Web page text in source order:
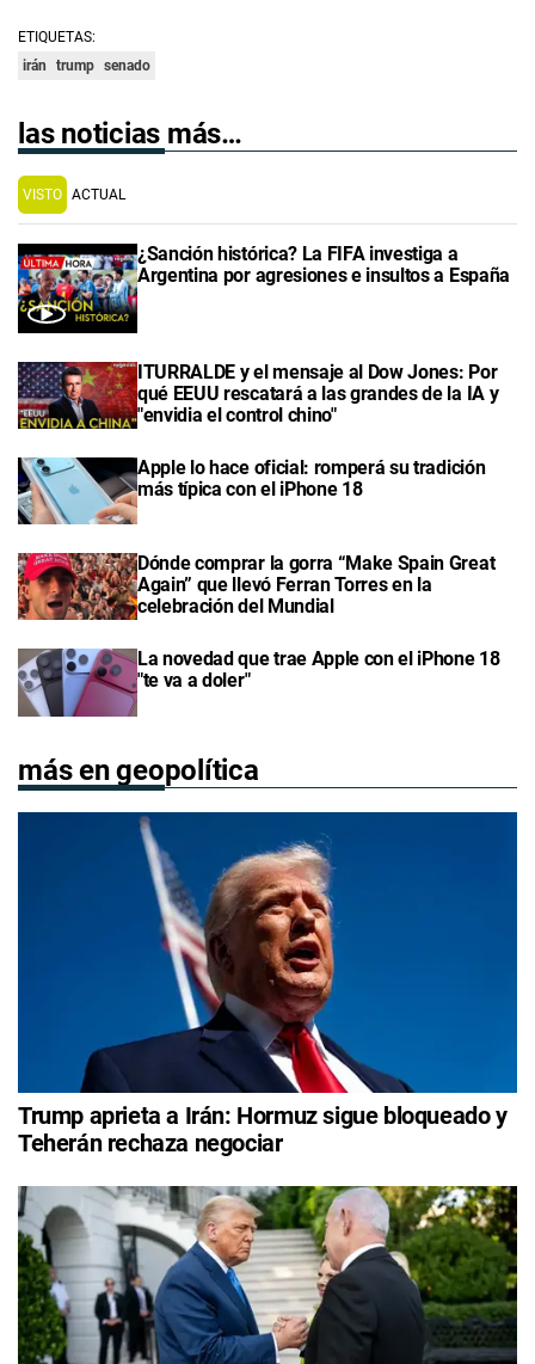
ETIQUETAS:
irán
trump senado
las noticias más…
VISTO ACTUAL
¿Sanción histórica? La FIFA investiga a
Argentina por agresiones e insultos a España
ITURRALDE y el mensaje al Dow Jones: Por
qué EEUU rescatará a las grandes de la IA y
"envidia el control chino"
Apple lo hace oficial: romperá su tradición
más típica con el iPhone 18
Dónde comprar la gorra “Make Spain Great
Again” que llevó Ferran Torres en la
celebración del Mundial
La novedad que trae Apple con el iPhone 18
"te va a doler"
más en geopolítica
Trump aprieta a Irán: Hormuz sigue bloqueado y
Teherán rechaza negociar